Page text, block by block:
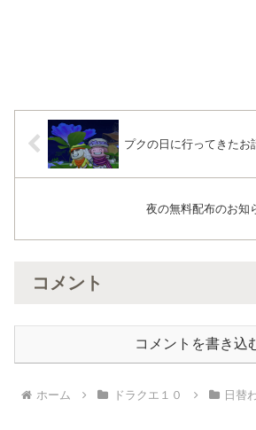
プクの日に行ってきた
夜の無料配布のお知
コメント
コメントを書き込
ホーム ドラクエ１０ 日替